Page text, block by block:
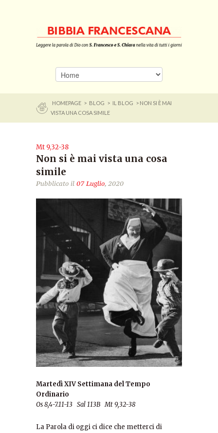
HOMEPAGE > BLOG > IL BLOG
> NON SI È MAI
VISTA UNA COSA SIMILE
Mt 9,32-38
Non si è mai vista una cosa
simile
Pubblicato il 07 Luglio, 2020
Martedì XIV Settimana del Tempo
Ordinario
Os 8,4-7.11-13 Sal 113B Mt 9,32-38
La Parola di oggi ci dice che metterci di